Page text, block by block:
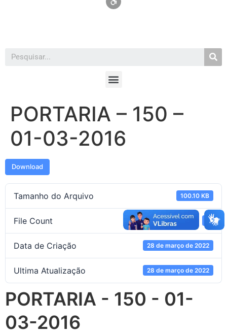
PORTARIA – 150 –
01-03-2016
Download
Tamanho do Arquivo 100.10 KB
File Count 1
Data de Criação 28 de março de 2022
Ultima Atualização 28 de março de 2022
PORTARIA - 150 - 01-
03-2016